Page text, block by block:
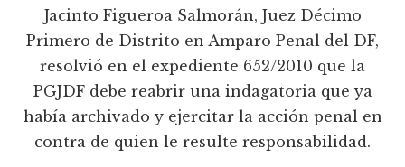
Jacinto Figueroa Salmorán, Juez Décimo
Primero de Distrito en Amparo Penal del DF,
resolvió en el expediente 652/2010 que la
PGJDF debe reabrir una indagatoria que ya
había archivado y ejercitar la acción penal en
contra de quien le resulte responsabilidad.